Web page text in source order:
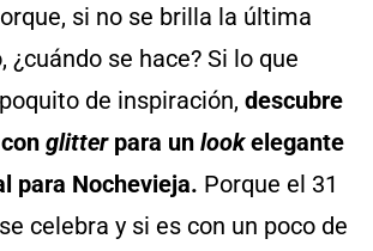
si no se brilla la última
¿cuándo se hace? Si lo que
de inspiración, descubre
glitterpara un lookelegante
para Nochevieja. Porque el 31
se celebra y si es con un poco de